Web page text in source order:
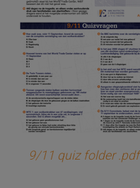
9/11 quiz folder .pdf